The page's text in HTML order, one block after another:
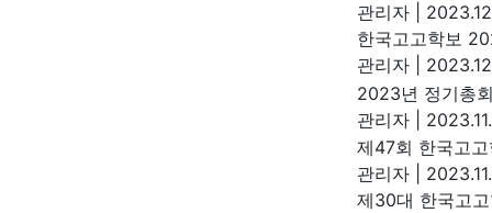
관리자
한국고고학보
관리자
2023년 정기총
관리자
제47회 한국고
관리자
제30대 한국고